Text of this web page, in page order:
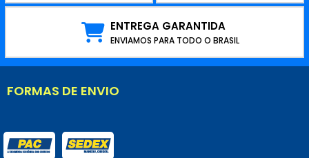
ENTREGA GARANTIDA
ENVIAMOS PARA TODO O BRASIL
FORMAS DE ENVIO